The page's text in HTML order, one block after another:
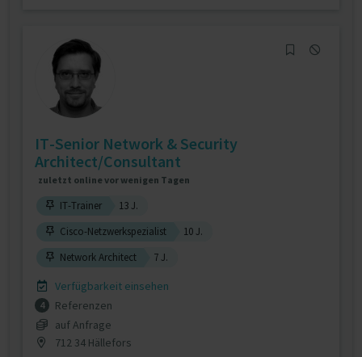
IT-Senior Network & Security
Architect/Consultant
zuletzt online vor wenigen Tagen
IT-Trainer
13 J.
Cisco-Netzwerkspezialist
10 J.
Network Architect
7 J.
Verfügbarkeit einsehen
4
Referenzen
auf Anfrage
712 34 Hällefors